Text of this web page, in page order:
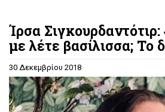
Ίρσα
με λέτε βασίλισσα; Το
30 Δεκεμβρίου 2018